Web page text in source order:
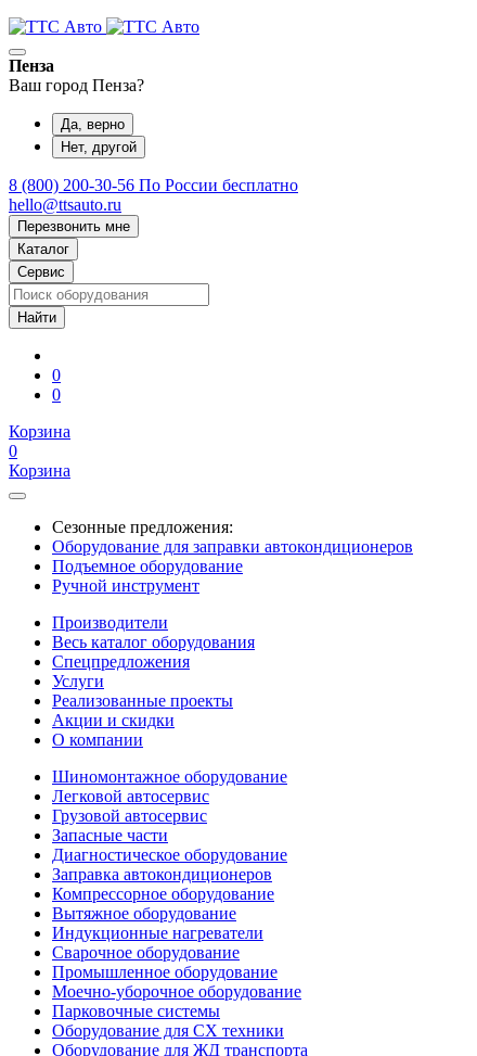
Пенза
Ваш город Пенза?
Да, верно
Нет, другой
8 (800) 200-30-56 По России бесплатно
hello@ttsauto.ru
Перезвонить мне
Каталог
Сервис
0
0
Корзина
0
Корзина
Сезонные предложения:
Оборудование для заправки автокондиционеров
Подъемное оборудование
Ручной инструмент
Производители
Весь каталог оборудования
Спецпредложения
Услуги
Реализованные проекты
Акции и скидки
О компании
Шиномонтажное оборудование
Легковой автосервис
Грузовой автосервис
Запасные части
Диагностическое оборудование
Заправка автокондиционеров
Компрессорное оборудование
Вытяжное оборудование
Индукционные нагреватели
Сварочное оборудование
Промышленное оборудование
Моечно-уборочное оборудование
Парковочные системы
Оборудование для СХ техники
Оборудование для ЖД транспорта